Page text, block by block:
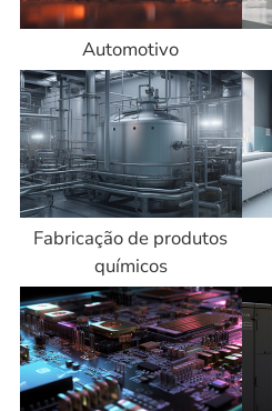
Automotivo
Fabricação de produtos
químicos